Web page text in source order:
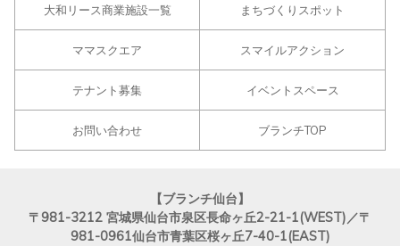
大和リース商業施設一覧 まちづくりスポット
ママスクエア スマイルアクション
テナント募集 イベントスペース
お問い合わせ ブランチTOP
【ブランチ仙台】
〒981-3212 宮城県仙台市泉区長命ヶ丘2-21-1(WEST)／〒
981-0961仙台市青葉区桜ヶ丘7-40-1(EAST)